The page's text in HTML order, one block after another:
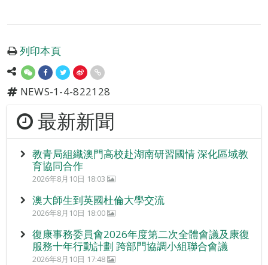
列印本頁
NEWS-1-4-822128
最新新聞
教青局組織澳門高校赴湖南研習國情 深化區域教
育協同合作
2026年8月10日 18:03
澳大師生到英國杜倫大學交流
2026年8月10日 18:00
復康事務委員會2026年度第二次全體會議及康復
服務十年行動計劃 跨部門協調小組聯合會議
2026年8月10日 17:48